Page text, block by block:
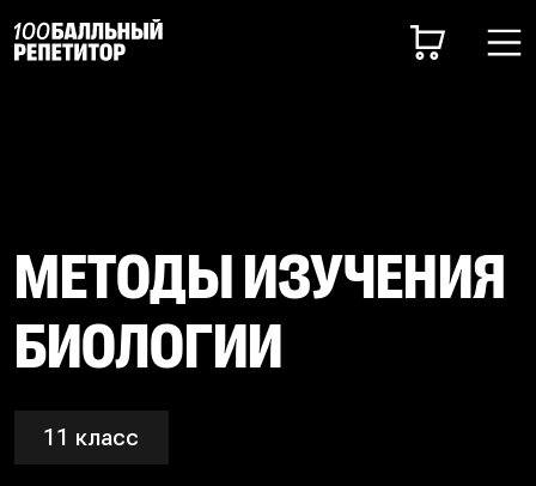
МЕТОДЫ ИЗУЧЕНИЯ
БИОЛОГИИ
11 класс